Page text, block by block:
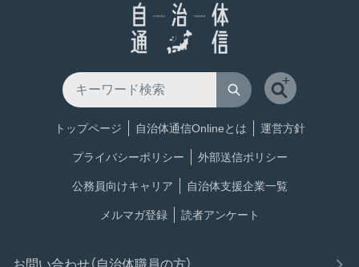
トップページ 自治体通信Onlineとは 運営方針
プライバシーポリシー 外部送信ポリシー
公務員向けキャリア 自治体支援企業一覧
メルマガ登録 読者アンケート